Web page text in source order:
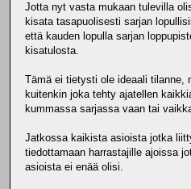
Jotta nyt vasta mukaan tulevilla
kisata tasapuolisesti sarjan
että kauden lopulla sarjan
kisatulosta.
Tämä ei tietysti ole ideaali tilanne,
kuitenkin joka tehty ajatellen
kummassa sarjassa vaan tai
Jatkossa kaikista asioista jotka
tiedottamaan harrastajille ajoissa
asioista ei enää olisi.